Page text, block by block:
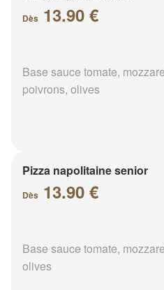
Dès 13.90 €
Base sauce tomate,
poivrons, olives
Pizza napolitaine senior
Dès 13.90 €
Base sauce tomate,
olives